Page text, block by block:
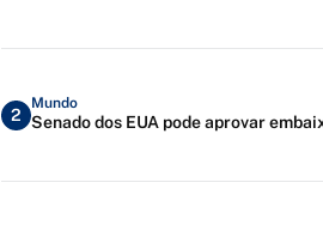
2
Mundo
Senado dos EUA pode aprovar